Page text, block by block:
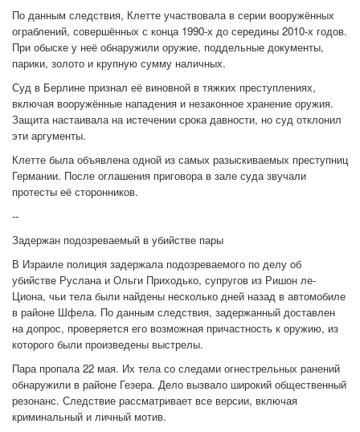
По данным следствия, Клетте участвовала в серии вооружённых
ограблений, совершённых с конца 1990-х до середины 2010-х годов.
При обыске у неё обнаружили оружие, поддельные документы,
парики, золото и крупную сумму наличных.
Суд в Берлине признал её виновной в тяжких преступлениях,
включая вооружённые нападения и незаконное хранение оружия.
Защита настаивала на истечении срока давности, но суд отклонил
эти аргументы.
Клетте была объявлена одной из самых разыскиваемых преступниц
Германии. После оглашения приговора в зале суда звучали
протесты её сторонников.
--
Задержан подозреваемый в убийстве пары
В Израиле полиция задержала подозреваемого по делу об
убийстве Руслана и Ольги Приходько, супругов из Ришон ле-
Циона, чьи тела были найдены несколько дней назад в автомобиле
в районе Шфела. По данным следствия, задержанный доставлен
на допрос, проверяется его возможная причастность к оружию, из
которого были произведены выстрелы.
Пара пропала 22 мая. Их тела со следами огнестрельных ранений
обнаружили в районе Гезера. Дело вызвало широкий общественный
резонанс. Следствие рассматривает все версии, включая
криминальный и личный мотив.